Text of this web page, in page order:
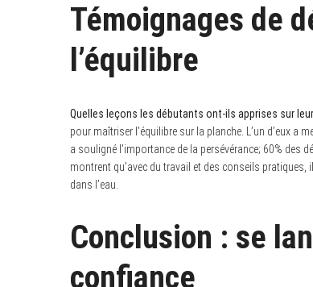
Témoignages de
l’équilibre
Quelles leçons les débutants ont-ils apprises sur
pour maîtriser l’équilibre sur la planche. L’un d’eux
a souligné l’importance de la persévérance; 60% des
montrent qu’avec du travail et des conseils
dans l’eau.
Conclusion : se
confiance